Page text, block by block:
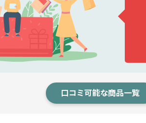
口コミ可能な商品一覧